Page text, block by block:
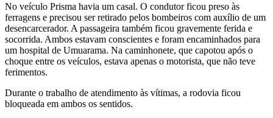
No veículo Prisma havia um casal. O condutor ficou preso às
ferragens e precisou ser retirado pelos bombeiros com auxílio de um
desencarcerador. A passageira também ficou gravemente ferida e
socorrida. Ambos estavam conscientes e foram encaminhados para
um hospital de Umuarama. Na caminhonete, que capotou após o
choque entre os veículos, estava apenas o motorista, que não teve
ferimentos.
Durante o trabalho de atendimento às vítimas, a rodovia ficou
bloqueada em ambos os sentidos.